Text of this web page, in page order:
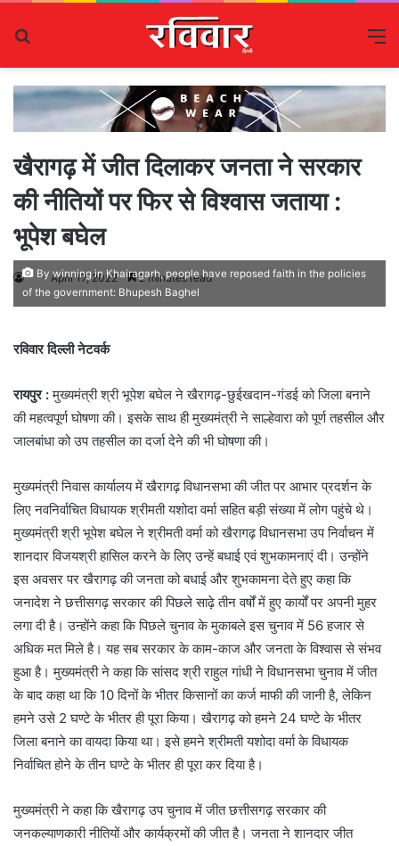
खैरागढ़ में जीत दिलाकर जनता ने सरकार
की नीतियों पर फिर से विश्वास जताया :
भूपेश बघेल
April 17, 2022 2 minutes read
By winning in Khairagarh, people have reposed faith in the policies
of the government: Bhupesh Baghel
रविवार दिल्ली नेटवर्क
रायपुर :मुख्यमंत्री श्री भूपेश बघेल ने खैरागढ़-छुईखदान-गंडई को जिला बनाने
की महत्वपूर्ण घोषणा की। इसके साथ ही मुख्यमंत्री ने साल्हेवारा को पूर्ण तहसील और
जालबांधा को उप तहसील का दर्जा देने की भी घोषणा की।
मुख्यमंत्री निवास कार्यालय में खैरागढ़ विधानसभा की जीत पर आभार प्रदर्शन के
लिए नवनिर्वाचित विधायक श्रीमती यशोदा वर्मा सहित बड़ी संख्या में लोग पहुंचे थे।
मुख्यमंत्री श्री भूपेश बघेल ने श्रीमती वर्मा को खैरागढ़ विधानसभा उप निर्वाचन में
शानदार विजयश्री हासिल करने के लिए उन्हें बधाई एवं शुभकामनाएं दी। उन्होंने
इस अवसर पर खैरागढ़ की जनता को बधाई और शुभकामना देते हुए कहा कि
जनादेश ने छत्तीसगढ़ सरकार की पिछले साढ़े तीन वर्षों में हुए कार्यों पर अपनी मुहर
लगा दी है। उन्होंने कहा कि पिछले चुनाव के मुकाबले इस चुनाव में 56 हजार से
अधिक मत मिले है। यह सब सरकार के काम-काज और जनता के विश्वास से संभव
हुआ है। मुख्यमंत्री ने कहा कि सांसद श्री राहुल गांधी ने विधानसभा चुनाव में जीत
के बाद कहा था कि 10 दिनों के भीतर किसानों का कर्ज माफी की जानी है, लेकिन
हमने उसे 2 घण्टे के भीतर ही पूरा किया। खैरागढ़ को हमने 24 घण्टे के भीतर
जिला बनाने का वायदा किया था। इसे हमने श्रीमती यशोदा वर्मा के विधायक
निर्वाचित होने के तीन घण्टे के भीतर ही पूरा कर दिया है।
मुख्यमंत्री ने कहा कि खैरागढ़ उप चुनाव में जीत छत्तीसगढ़ सरकार की
जनकल्याणकारी नीतियों और कार्यक्रमों की जीत है। जनता ने शानदार जीत